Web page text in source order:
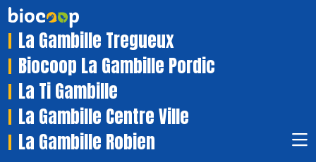
La Gambille Tregueux
Biocoop La Gambille Pordic
La Ti Gambille
La Gambille Centre Ville
La Gambille Robien